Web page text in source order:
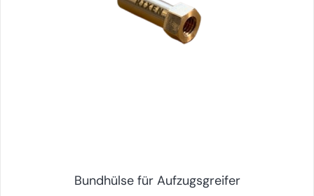
Bundhülse für Aufzugsgreifer